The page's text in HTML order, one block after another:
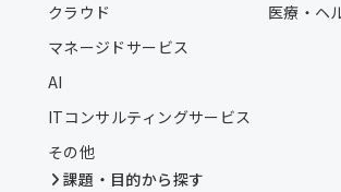
クラウド
マネージドサービス
AI
ITコンサルティングサービス
その他
医療・ヘ
課題・目的から探す